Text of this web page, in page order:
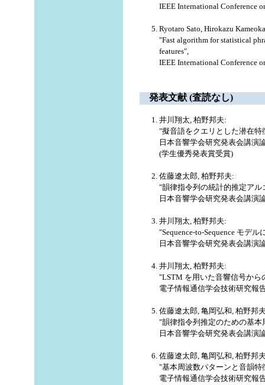
IEEE International Conference
Ryotaro Sato, Hirokazu
"Fast algorithm for statistical
features",
IEEE International Conference
発表文献 (査読なし)
井川翔太, 柏野邦夫:
"擬音語をクエリとした潜在
日本音響学会研究発表会講演
(学生優秀発表賞受賞)
佐藤遼太郎, 柏野邦夫:
"韻律指令列の統計的推定ア
日本音響学会研究発表会講演
井川翔太, 柏野邦夫:
"Sequence-to-Sequence モデ
日本音響学会研究発表会講演
井川翔太, 柏野邦夫:
"LSTM を用いた音響信号から
電子情報通信学会技術研究報
佐藤遼太郎, 亀岡弘和, 柏野邦
"韻律指令列推定のための基
日本音響学会研究発表会講演
佐藤遼太郎, 亀岡弘和, 柏野邦
"基本周波数パターンと音韻
電子情報通信学会技術研究報